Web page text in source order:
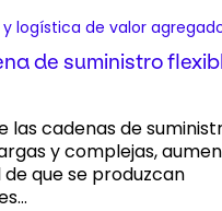
logística de valor
de suministro
las cadenas de
y complejas,
que se produzcan